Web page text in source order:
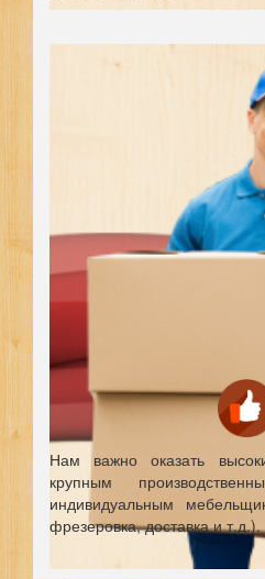
Нам важно оказать
крупным
индивидуальным
фрезеровка, доставка и т.д.).